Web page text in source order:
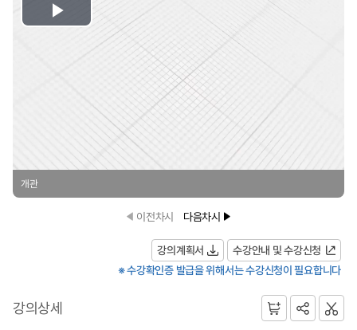
Play
개관
이전차시 다음차시
강의계획서
수강안내 및 수강신청
※ 수강확인증 발급을 위해서는 수강신청이 필요합니다
강의상세